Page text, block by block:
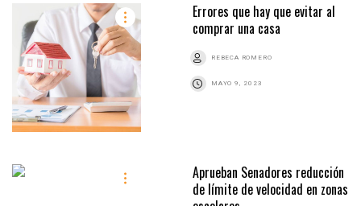
Errores que hay que evitar al
comprar una casa
REBECA ROMERO
MAYO 9, 2023
Aprueban Senadores reducción
de límite de velocidad en zonas